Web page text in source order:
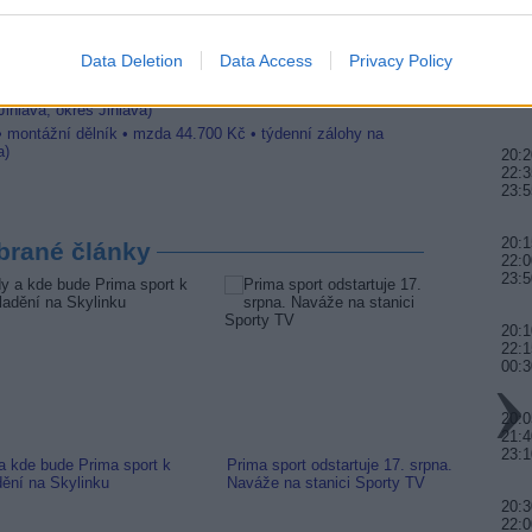
Data Deletion Data Access Privacy Policy
(Jihlava, okres Jihlava)
zařízení údržby (m/ž) (tř. Václava Klementa 869, Mladá
okres Jihlava)
montážní dělník • mzda 44.700 Kč • týdenní zálohy na
články
kde bude Prima sport k
na Skylinku
Prima sport odstartuje 17. srpna.
Naváže na stanici Sporty TV